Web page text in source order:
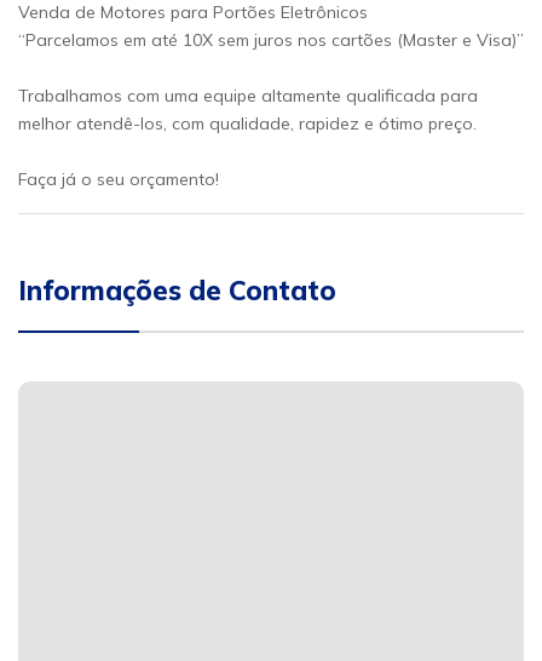
Venda de Motores para Portões Eletrônicos
“Parcelamos em até 10X sem juros nos cartões (Master e Visa)”
Trabalhamos com uma equipe altamente qualificada para
melhor atendê-los, com qualidade, rapidez e ótimo preço.
Faça já o seu orçamento!
Informações de Contato